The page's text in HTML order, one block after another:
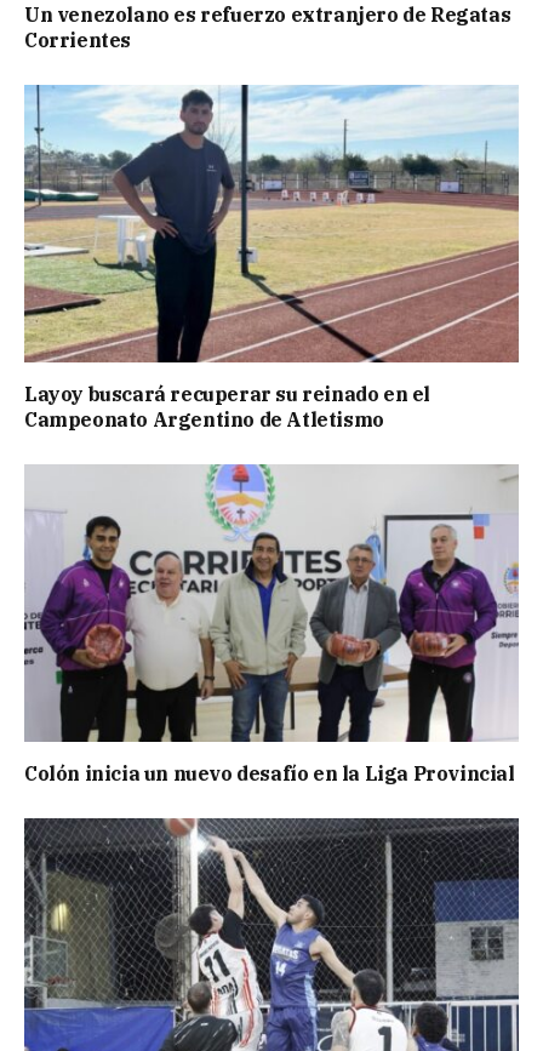
Un venezolano es refuerzo extranjero de Regatas
Corrientes
Layoy buscará recuperar su reinado en el
Campeonato Argentino de Atletismo
Colón inicia un nuevo desafío en la Liga Provincial